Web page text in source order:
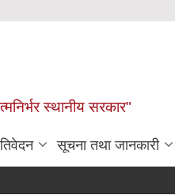
स्थानीय सरकार"
सूचना तथा जानकारी